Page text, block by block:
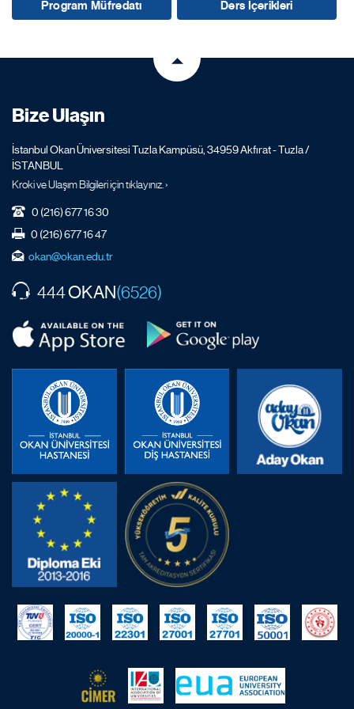
Program Müfredatı Ders İçerikleri
Bize Ulaşın
İstanbul Okan Üniversitesi Tuzla Kampüsü, 34959 Akfırat - Tuzla /
İSTANBUL
Kroki ve Ulaşım Bilgileri için tıklayınız. ›
0 (216) 677 16 30
0 (216) 677 16 47
okan@okan.edu.tr
444OKAN(6526)